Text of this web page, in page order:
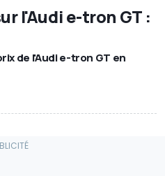
l'Audi e-tron GT :
de l'Audi e-tron GT en